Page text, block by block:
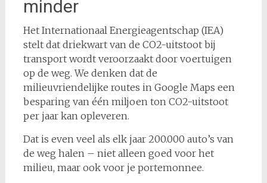
minder
Het Internationaal Energieagentschap (IEA)
stelt dat driekwart van de CO2-uitstoot bij
transport wordt veroorzaakt door voertuigen
op de weg. We denken dat de
milieuvriendelijke routes in Google Maps een
besparing van één miljoen ton CO2-uitstoot
per jaar kan opleveren.
Dat is even veel als elk jaar 200.000 auto’s van
de weg halen – niet alleen goed voor het
milieu, maar ook voor je portemonnee.